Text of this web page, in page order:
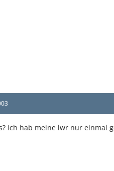
ich hab meine lwr nur einmal